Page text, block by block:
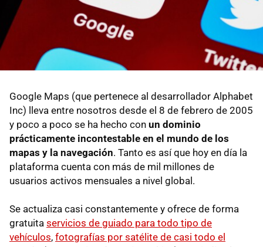
Google Maps (que pertenece al desarrollador Alphabet
Inc) lleva entre nosotros desde el 8 de febrero de 2005
y poco a poco se ha hecho con un dominio
prácticamente incontestable en el mundo de los
mapas y la navegación. Tanto es así que hoy en día la
plataforma cuenta con más de mil millones de
usuarios activos mensuales a nivel global.
Se actualiza casi constantemente y ofrece de forma
gratuita servicios de guiado para todo tipo de
vehículos, fotografías por satélite de casi todo el